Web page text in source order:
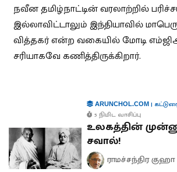
நவீன தமிழ்நாட்டின் வரலாற்றில்
இல்லாவிட்டாலும் இந்தியாவில்
வித்தகர் என்ற வகையில் மோடி
சரியாகவே கணித்திருக்கிறார்.
ARUNCHOL.COM|
5 நிமிட வாசிப்பு
உலகத்தின்
சவால்!
ராமச்சந்திர குஹா